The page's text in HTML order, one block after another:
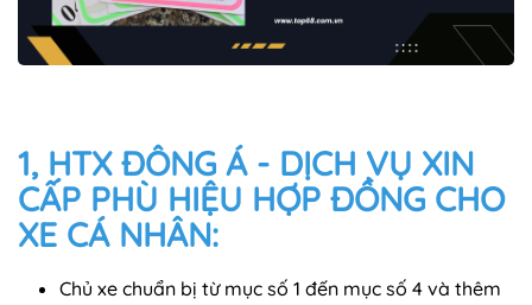
1, HTX ĐÔNG Á - DỊCH VỤ XIN
CẤP PHÙ HIỆU HỢP ĐỒNG CHO
XE CÁ NHÂN:
Chủ xe chuẩn bị từ mục số 1 đến mục số 4 và thêm